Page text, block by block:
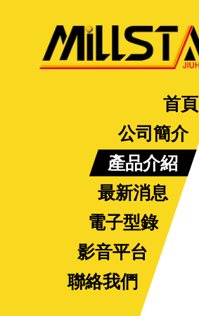
首頁
公司簡介
產品介紹
最新消息
電子型錄
影音平台
聯絡我們